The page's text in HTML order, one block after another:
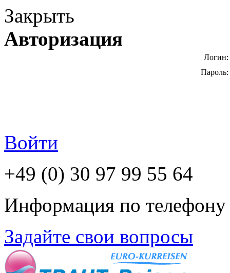
Закрыть
Авторизация
Логин:
Пароль:
Войти
+49 (0) 30 97 99 55 64
Информация по телефону
Задайте свои вопросы